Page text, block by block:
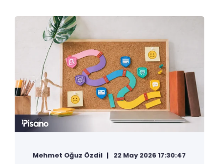
Mehmet Oğuz Özdil
22 May 2026 17:30:47